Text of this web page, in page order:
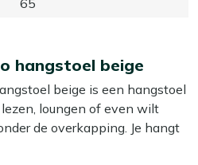
hangstoel beige
beige is een hangstoel
loungen of even wilt
de overkapping. Je hangt